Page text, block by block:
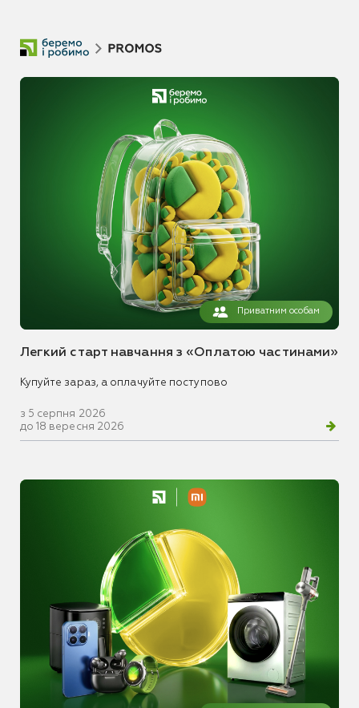
Приватним особам
Легкий старт навчання з «Оплатою частинами»
Купуйте зараз, а оплачуйте поступово
з 5 серпня 2026
до 18 вересня 2026